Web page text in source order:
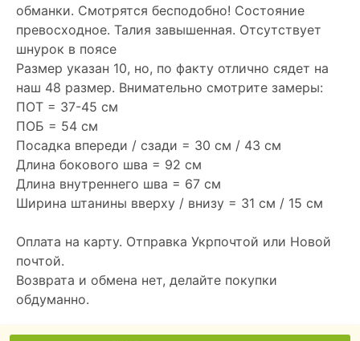
обманки. Смотрятся бесподобно! Состояние
превосходное. Талия завышенная. Отсутствует
шнурок в поясе
Размер указан 10, но, по факту отлично сядет на
наш 48 размер. Внимательно смотрите замеры:
ПОТ = 37-45 см
ПОБ = 54 см
Посадка впереди / сзади = 30 см / 43 см
Длина бокового шва = 92 см
Длина внутреннего шва = 67 см
Ширина штанины вверху / внизу = 31 см / 15 см
Оплата на карту. Отправка Укрпочтой или Новой
почтой.
Возврата и обмена нет, делайте покупки
обдуманно.